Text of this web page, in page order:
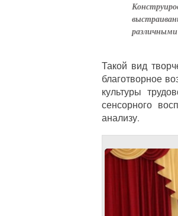
Такой вид
благотворное
культуры
сенсорного
анализу.